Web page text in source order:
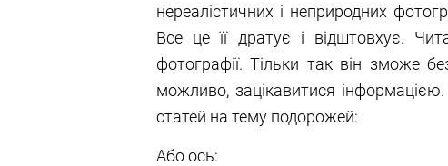
нереалістичних і неприродних
Все це її дратує і відштовхує.
фотографії. Тільки так він зможе
можливо, зацікавитися
статей на тему подорожей:
Або ось: